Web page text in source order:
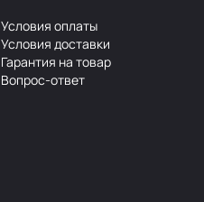
Условия оплаты
Условия доставки
Гарантия на товар
Вопрос-ответ